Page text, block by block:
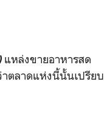
แหล่งขายอาหารสด
ตลาดแห่งนี้นั้นเปรียบ